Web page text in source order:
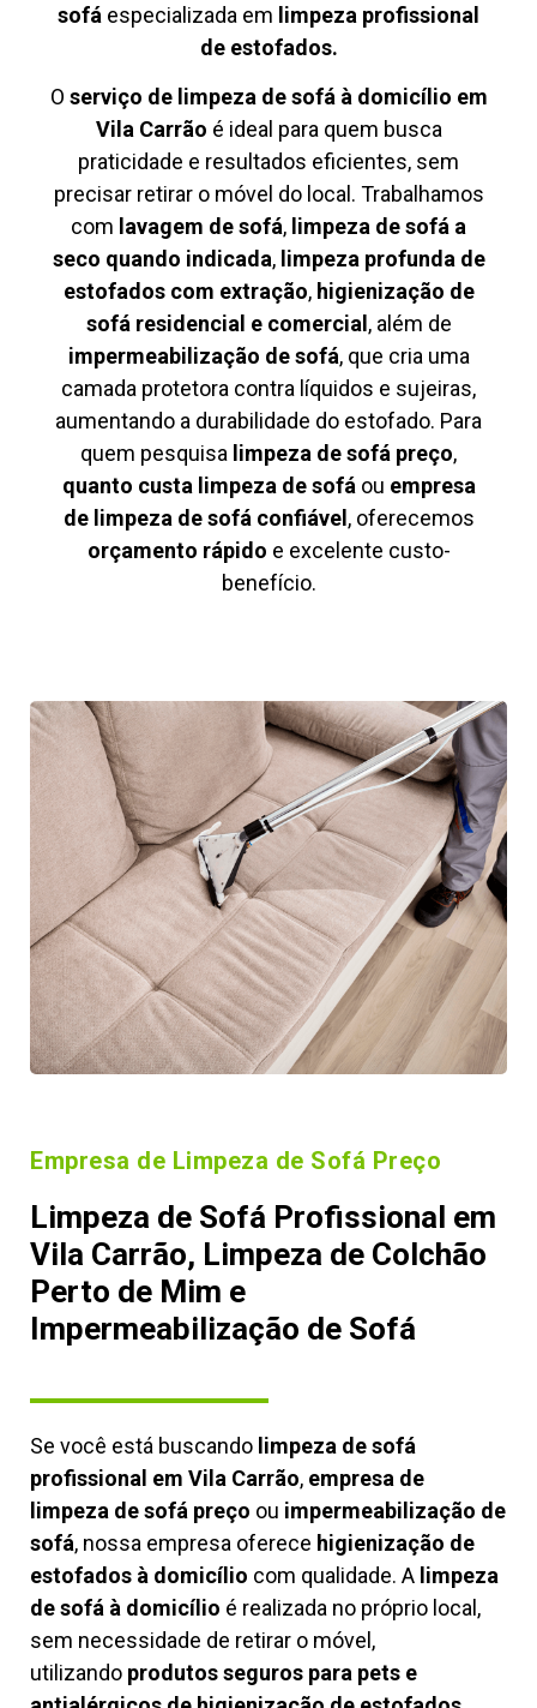
sofá especializada em limpeza profissional
de estofados.
O serviço de limpeza de sofá à domicílio em
Vila Carrão é ideal para quem busca
praticidade e resultados eficientes, sem
precisar retirar o móvel do local. Trabalhamos
com lavagem de sofá, limpeza de sofá a
seco quando indicada, limpeza profunda de
estofados com extração, higienização de
sofá residencial e comercial , além de
impermeabilização de sofá, que cria uma
camada protetora contra líquidos e sujeiras,
aumentando a durabilidade do estofado. Para
quem pesquisa limpeza de sofá preço,
quanto custa limpeza de sofáou empresa
de limpeza de sofá confiável , oferecemos
orçamento rápido e excelente custo-
benefício.
Empresa de Limpeza de Sofá Preço
Limpeza de Sofá Profissional em
Vila Carrão, Limpeza de Colchão
Perto de Mim e
Impermeabilização de Sofá
Se você está buscando limpeza de sofá
profissional em Vila Carrão, empresa de
limpeza de sofá preço ou impermeabilização de
sofá, nossa empresa oferece higienização de
estofados à domicílio com qualidade. A limpeza
de sofá à domicílio é realizada no próprio local,
sem necessidade de retirar o móvel,
utilizando produtos seguros para pets e